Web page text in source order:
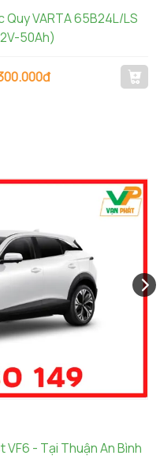
Quy VARTA 65B24L/LS
50Ah)
VF6 - Tại Thuận An Bình